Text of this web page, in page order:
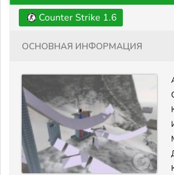
Counter Strike 1.6
Основная информация